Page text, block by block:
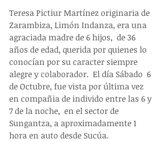
Teresa Pictiur Martínez originaria de
Zarambiza, Limón Indanza, era una
agraciada madre de 6 hijos,  de 36
años de edad, querida por quienes lo
conocían por su caracter siempre
alegre y colaborador.  El día Sábado  6
de Octubre, fue vista por última vez
en compañia de individo entre las 6 y
7 de la noche,  en el sector de
Sungantza, a aproximadamente 1
hora en auto desde Sucúa.